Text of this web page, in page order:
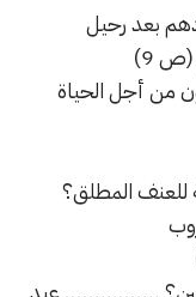
بعد رحيل
9)
يصارعون من أجل الحياة
للعنف المطلق؟